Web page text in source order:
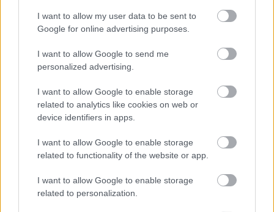
I want to allow my user data to be sent to
Google for online advertising purposes.
I want to allow Google to send me
personalized advertising.
I want to allow Google to enable storage
related to analytics like cookies on web or
device identifiers in apps.
I want to allow Google to enable storage
related to functionality of the website or app.
I want to allow Google to enable storage
related to personalization.
Küldés
Messengeren